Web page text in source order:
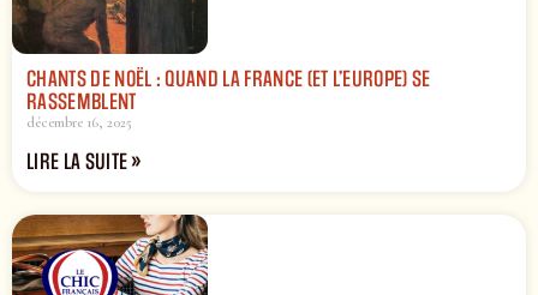
CHANTS DE NOËL : QUAND LA FRANCE (ET L’EUROPE) SE
RASSEMBLENT
décembre 16, 2025
LIRE LA SUITE »